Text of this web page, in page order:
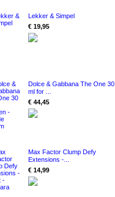
Lekker & Simpel
€ 19,95
Dolce & Gabbana The One 30
ml for ...
€ 44,45
Max Factor Clump Defy
Extensions -...
€ 14,99